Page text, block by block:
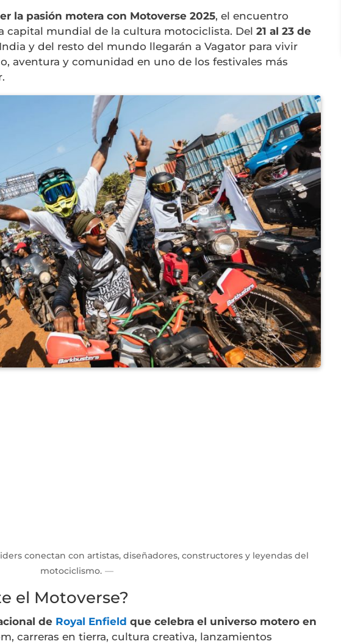
(Twitter)
la pasión motera con Motoverse 2025, el encuentro
capital mundial de la cultura motociclista. Del21 al 23 de
y del resto del mundo llegarán a Vagator para vivir
aventura y comunidad en uno de los festivales más
conectan con artistas, diseñadores, constructores y leyendas del
motociclismo.
el Motoverse?
de Royal Enfield que celebra el universo motero en
carreras en tierra, cultura creativa, lanzamientos